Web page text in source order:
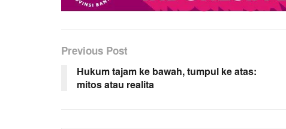
Previous Post
Hukum tajam ke bawah, tumpul ke atas:
mitos atau realita